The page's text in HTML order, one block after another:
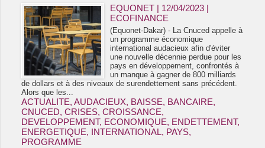
EQUONET | 12/04/2023 |
ECOFINANCE
(Equonet-Dakar) - La Cnuced appelle à
un programme économique
international audacieux afin d'éviter
une nouvelle décennie perdue pour les
pays en développement, confrontés à
un manque à gagner de 800 milliards
de dollars et à des niveaux de surendettement sans précédent.
Alors que les...
ACTUALITE, AUDACIEUX, BAISSE, BANCAIRE,
CNUCED, CRISES, CROISSANCE,
DEVELOPPEMENT, ECONOMIQUE, ENDETTEMENT,
ENERGETIQUE, INTERNATIONAL, PAYS,
PROGRAMME